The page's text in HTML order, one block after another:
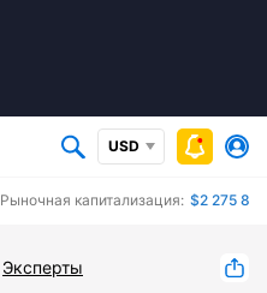
USD
Рыночная капитализация: $2 275
Эксперты